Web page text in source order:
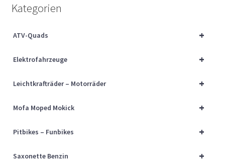
Über uns
Kategorien
+
ATV-Quads
+
Elektrofahrzeuge
+
Leichtkrafträder – Motorräder
+
Mofa Moped Mokick
+
Pitbikes – Funbikes
+
Saxonette Benzin